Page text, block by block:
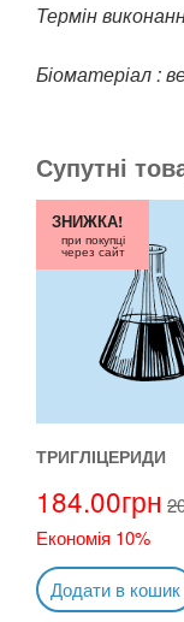
Термін
Біоматеріал :
Супутні
ТРИГЛІЦЕРИДИ
184.00грн
Економія 10%
ЗНИЖКА!
при покупці
через сайт
Додати в кошик